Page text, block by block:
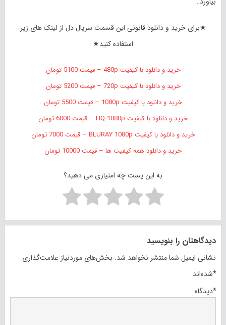
★برای خرید و دانلود قانونی این قسمت سریال دل از لینک های زیر
استفاده کنید★
خرید و دانلود با کیفیت 480p – قیمت 5100 تومان
خرید و دانلود با کیفیت 720p – قیمت 5200 تومان
خرید و دانلود با کیفیت 1080p – قیمت 5500 تومان
خرید و دانلود با کیفیت HQ 1080p – قیمت 6000 تومان
خرید و دانلود با کیفیت BLURAY 1080p – قیمت 7000 تومان
خرید و دانلود همه کیفیت ها – قیمت 10000 تومان
به این پست چه امتیازی می دهید؟
دیدگاهتان را بنویسید
نشانی ایمیل شما منتشر نخواهد شد. بخش‌های موردنیاز علامت‌گذاری
شده‌اند*
دیدگاه*